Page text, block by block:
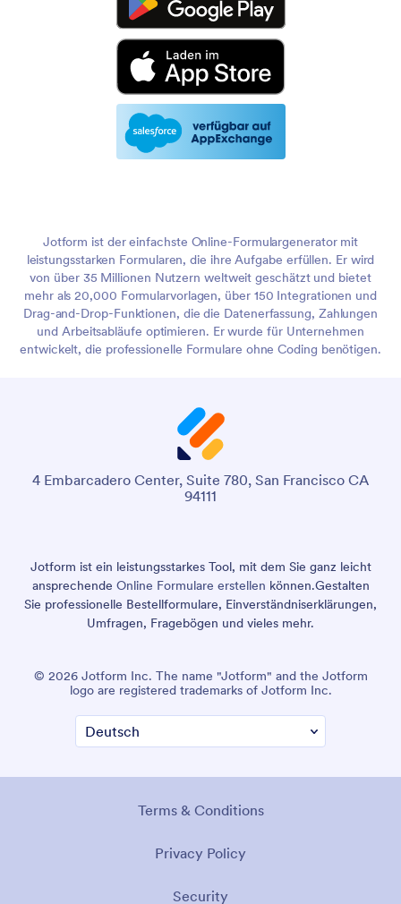
Jotform ist der einfachste Online-Formulargenerator mit
leistungsstarken Formularen, die ihre Aufgabe erfüllen. Er wird
von über 35 Millionen Nutzern weltweit geschätzt und bietet
mehr als 20,000 Formularvorlagen, über 150 Integrationen und
Drag-and-Drop-Funktionen, die die Datenerfassung, Zahlungen
und Arbeitsabläufe optimieren. Er wurde für Unternehmen
entwickelt, die professionelle Formulare ohne Coding benötigen.
4 Embarcadero Center, Suite 780, San Francisco CA
94111
Jotform ist ein leistungsstarkes Tool, mit dem Sie ganz leicht
ansprechende Online Formulare erstellen können.Gestalten
Sie professionelle Bestellformulare, Einverständniserklärungen,
Umfragen, Fragebögen und vieles mehr.
© 2026 Jotform Inc. The name "Jotform" and the Jotform
logo are registered trademarks of Jotform Inc.
Terms & Conditions
Privacy Policy
Security